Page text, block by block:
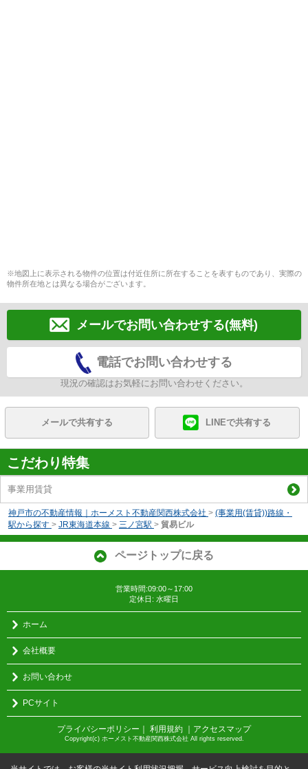
※地図上に表示される物件の位置は付近住所に所在することを表すものであり、実際の
物件所在地とは異なる場合がございます。
メールでお問い合わせする(無料)
電話でお問い合わせする
現況の確認はお気軽にお問い合わせください。
メールで共有する LINEで共有する
こだわり特集
事業用賃貸
神戸市の不動産情報｜ホーメスト不動産関西株式会社 > (事業用(賃貸))路線・
駅から探す > JR東海道本線 > 三ノ宮駅 > 貿易ビル
ページトップに戻る
営業時間:09:00～17:00
定休日: 水曜日
ホーム
会社概要
お問い合わせ
PCサイト
プライバシーポリシー 利用規約 アクセスマップ
Copyright(c) ホーメスト不動産関西株式会社 All rights reserved.